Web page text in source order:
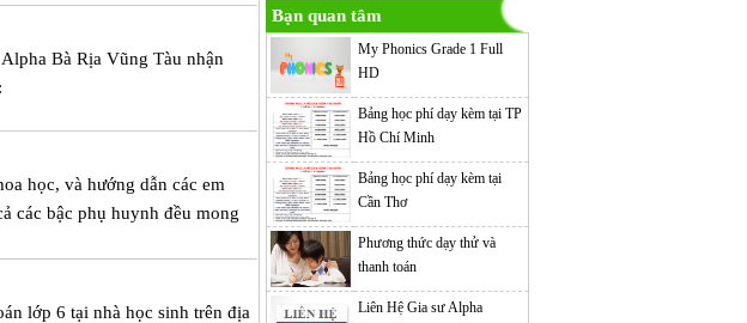
Bà Rịa Vũng Tàu nhận
học, và hướng dẫn các em
các bậc phụ huynh đều mong
lớp 6 tại nhà học sinh trên địa
Bạn quan tâm
My Phonics Grade 1 Full
HD
Bảng học phí dạy kèm tại TP
Hồ Chí Minh
Bảng học phí dạy kèm tại
Cần Thơ
Phương thức dạy thử và
thanh toán
Liên Hệ Gia sư Alpha